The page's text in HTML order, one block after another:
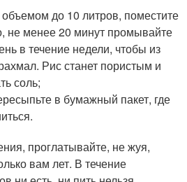
до 10 литров, поместите
не менее 20 минут промывайте
в течение недели, чтобы из
Рис станет пористым и
соль;
в бумажный пакет, где
проглатывайте, не жуя,
вам лет. В течение